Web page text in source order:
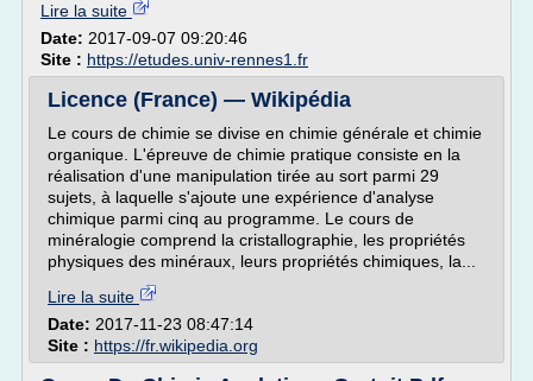
Lire la suite
Date: 2017-09-07 09:20:46
Site : https://etudes.univ-rennes1.fr
Licence (France) — Wikipédia
Le cours de chimie se divise en chimie générale et chimie
organique. L'épreuve de chimie pratique consiste en la
réalisation d'une manipulation tirée au sort parmi 29
sujets, à laquelle s'ajoute une expérience d'analyse
chimique parmi cinq au programme. Le cours de
minéralogie comprend la cristallographie, les propriétés
physiques des minéraux, leurs propriétés chimiques, la...
Lire la suite
Date: 2017-11-23 08:47:14
Site : https://fr.wikipedia.org